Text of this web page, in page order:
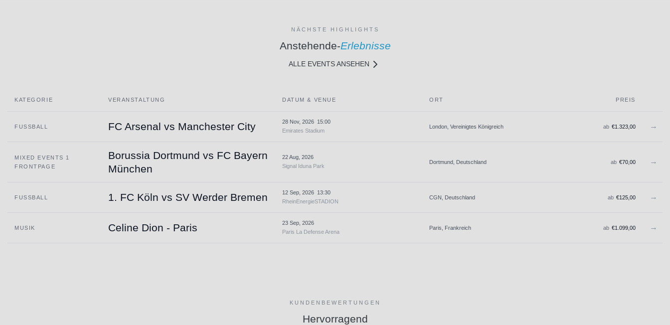
NÄCHSTE HIGHLIGHTS
Anstehende-Erlebnisse
ALLE EVENTS ANSEHEN
KATEGORIE VERANSTALTUNG DATUM & VENUE ORT PREIS
FUSSBALL FC Arsenal vs Manchester City 28 Nov, 2026 15:00
Emirates Stadium
London, Vereinigtes Königreich ab €1.323,00 →
MIXED EVENTS 1
FRONTPAGE
Borussia Dortmund vs FC Bayern
München
22 Aug, 2026
Signal Iduna Park
Dortmund, Deutschland ab €70,00 →
FUSSBALL 1. FC Köln vs SV Werder Bremen 12 Sep, 2026 13:30
RheinEnergieSTADION
CGN, Deutschland ab €125,00 →
MUSIK Celine Dion - Paris
23 Sep, 2026
Paris La Defense Arena
Paris, Frankreich ab €1.099,00 →
KUNDENBEWERTUNGEN
Hervorragend